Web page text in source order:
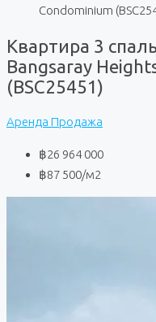
Condominium
Квартира 3
Bangsaray
(BSC25451)
Аренда Продажа
฿26 964 000
฿87 500/м2